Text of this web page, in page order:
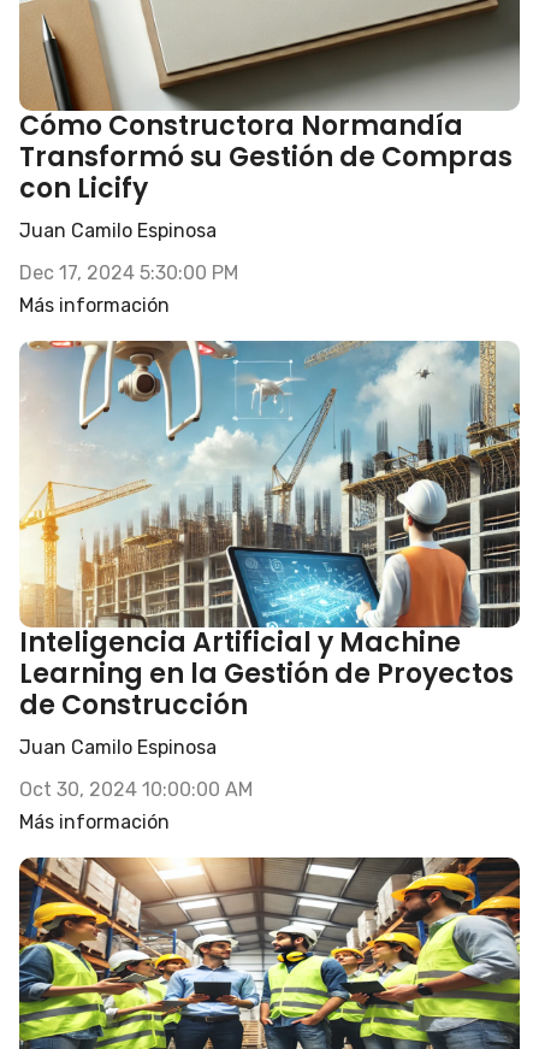
Cómo Constructora Normandía
Transformó su Gestión de Compras
con Licify
Juan Camilo Espinosa
Dec 17, 2024 5:30:00 PM
Más información
Inteligencia Artificial y Machine
Learning en la Gestión de Proyectos
de Construcción
Juan Camilo Espinosa
Oct 30, 2024 10:00:00 AM
Más información